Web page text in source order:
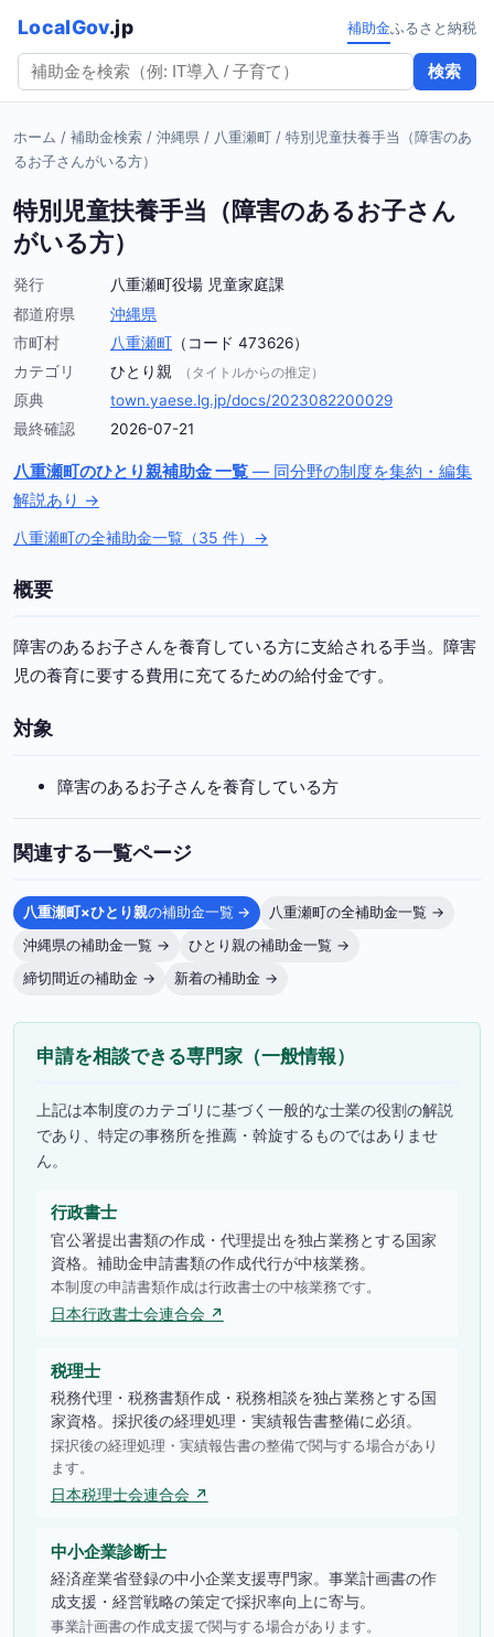
LocalGov.jp
検索
補助金ふるさと納税
ホーム / 補助金検索 / 沖縄県 / 八重瀬町 / 特別児童扶養手当（障害のあ
るお子さんがいる方）
特別児童扶養手当（障害のあるお子さん
がいる方）
発行
八重瀬町役場 児童家庭課
都道府県
沖縄県
市町村
八重瀬町 （コード 473626）
カテゴリ
ひとり親 （タイトルからの推定）
原典
town.yaese.lg.jp/docs/2023082200029
最終確認
2026-07-21
八重瀬町のひとり親補助金 一覧 — 同分野の制度を集約・編集
解説あり →
八重瀬町の全補助金一覧（35 件）→
概要
障害のあるお子さんを養育している方に支給される手当。障害
児の養育に要する費用に充てるための給付金です。
対象
障害のあるお子さんを養育している方
関連する一覧ページ
八重瀬町×ひとり親の補助金一覧 →
八重瀬町の全補助金一覧 →
沖縄県の補助金一覧 →
ひとり親の補助金一覧 →
締切間近の補助金 →
新着の補助金 →
申請を相談できる専門家（一般情報）
上記は本制度のカテゴリに基づく一般的な士業の役割の解説
であり、特定の事務所を推薦・斡旋するものではありませ
ん。
行政書士
官公署提出書類の作成・代理提出を独占業務とする国家
資格。補助金申請書類の作成代行が中核業務。
本制度の申請書類作成は行政書士の中核業務です。
日本行政書士会連合会 ↗
税理士
税務代理・税務書類作成・税務相談を独占業務とする国
家資格。採択後の経理処理・実績報告書整備に必須。
採択後の経理処理・実績報告書の整備で関与する場合があり
ます。
日本税理士会連合会 ↗
中小企業診断士
経済産業省登録の中小企業支援専門家。事業計画書の作
成支援・経営戦略の策定で採択率向上に寄与。
事業計画書の作成支援で関与する場合があります。